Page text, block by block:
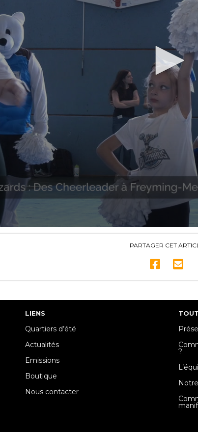
PARTAGER CET
LIENS
Quartiers d’été
Actualités
Emissions
Boutique
Nous contacter
?